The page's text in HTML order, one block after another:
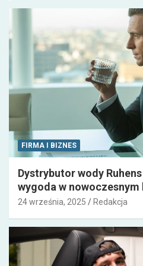
FIRMA I BIZNES
Dystrybutor wody
wygoda w nowoczesnym
24 września, 2025 Redakcja